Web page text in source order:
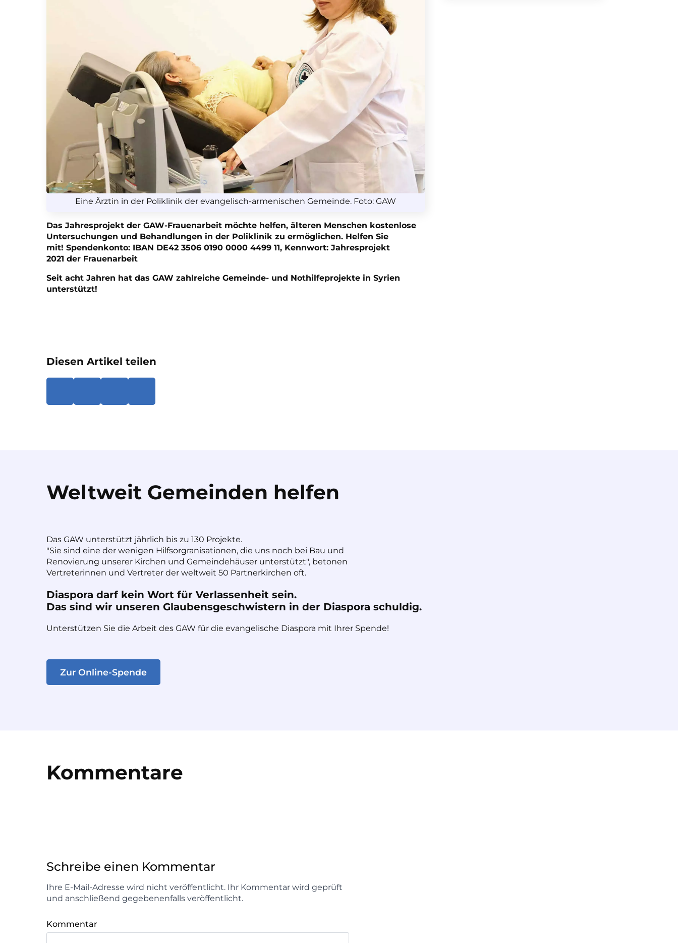
Eine Ärztin in der Poliklinik der evangelisch-armenischen Gemeinde. Foto: GAW
Das Jahresprojekt der GAW-Frauenarbeit möchte helfen, älteren Menschen kostenlose
Untersuchungen und Behandlungen in der Poliklinik zu ermöglichen. Helfen Sie
mit! Spendenkonto: IBAN DE42 3506 0190 0000 4499 11, Kennwort: Jahresprojekt
2021 der Frauenarbeit
Seit acht Jahren hat das GAW zahlreiche Gemeinde- und Nothilfeprojekte in Syrien
unterstützt!
Diesen Artikel teilen
Weltweit Gemeinden helfen
Das GAW unterstützt jährlich bis zu 130 Projekte.
"Sie sind eine der wenigen Hilfsorgranisationen, die uns noch bei Bau und
Renovierung unserer Kirchen und Gemeindehäuser unterstützt", betonen
Vertreterinnen und Vertreter der weltweit 50 Partnerkirchen oft.
Diaspora darf kein Wort für Verlassenheit sein.
Das sind wir unseren Glaubensgeschwistern in der Diaspora schuldig.
Unterstützen Sie die Arbeit des GAW für die evangelische Diaspora mit Ihrer Spende!
Zur Online-Spende
Kommentare
Schreibe einen Kommentar
Ihre E-Mail-Adresse wird nicht veröffentlicht. Ihr Kommentar wird geprüft
und anschließend gegebenenfalls veröffentlicht.
Kommentar